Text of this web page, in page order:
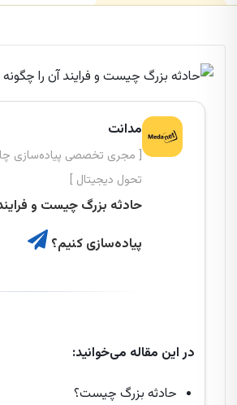
مدانت
تحول دیجیتال ]
حادثه بزرگ چیست و
پیاده‌سازی کنیم؟
در این مقاله می‌خوانید:
حادثه بزرگ چیست؟